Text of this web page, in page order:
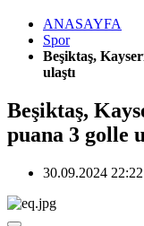
ANASAYFA
Spor
Beşiktaş,
ulaştı
Beşiktaş,
puana 3 golle
30.09.2024 22:22